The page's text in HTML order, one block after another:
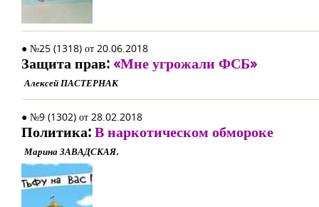
● №25 (1318) от 20.06.2018
Защита прав:«Мне угрожали ФСБ»
Алексей ПАСТЕРНАК
● №9 (1302) от 28.02.2018
Политика:В наркотическом обмороке
Марина ЗАВАДСКАЯ.